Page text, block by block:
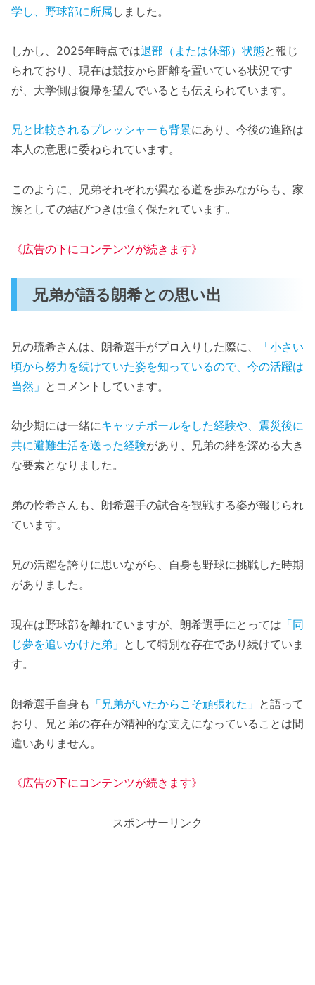
学し、野球部に所属 しました。
しかし、2025年時点では退部（または休部）状態と報じ
られており、現在は競技から距離を置いている状況です
が、大学側は復帰を望んでいるとも伝えられています。
兄と比較されるプレッシャーも背景にあり、今後の進路は
本人の意思に委ねられています。
このように、兄弟それぞれが異なる道を歩みながらも、家
族としての結びつきは強く保たれています。
《広告の下にコンテンツが続きます》
兄弟が語る朗希との思い出
兄の琉希さんは、朗希選手がプロ入りした際に、
「小さい
頃から努力を続けていた姿を知っているので、今の活躍は
当然」 とコメントしています。
幼少期には一緒にキャッチボールをした経験や、震災後に
共に避難生活を送った経験があり、兄弟の絆を深める大き
な要素となりました。
弟の怜希さんも、朗希選手の試合を観戦する姿が報じられ
ています。
兄の活躍を誇りに思いながら、自身も野球に挑戦した時期
がありました。
現在は野球部を離れていますが、朗希選手にとっては 「同
じ夢を追いかけた弟」 として特別な存在であり続けていま
す。
朗希選手自身も 「兄弟がいたからこそ頑張れた」 と語って
おり、兄と弟の存在が精神的な支えになっていることは間
違いありません。
《広告の下にコンテンツが続きます》
スポンサーリンク